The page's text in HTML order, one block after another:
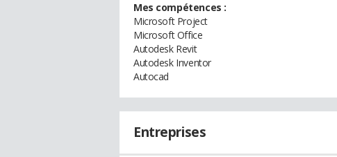
Mes compétences :
Microsoft Project
Microsoft Office
Autodesk Revit
Autodesk Inventor
Autocad
Entreprises